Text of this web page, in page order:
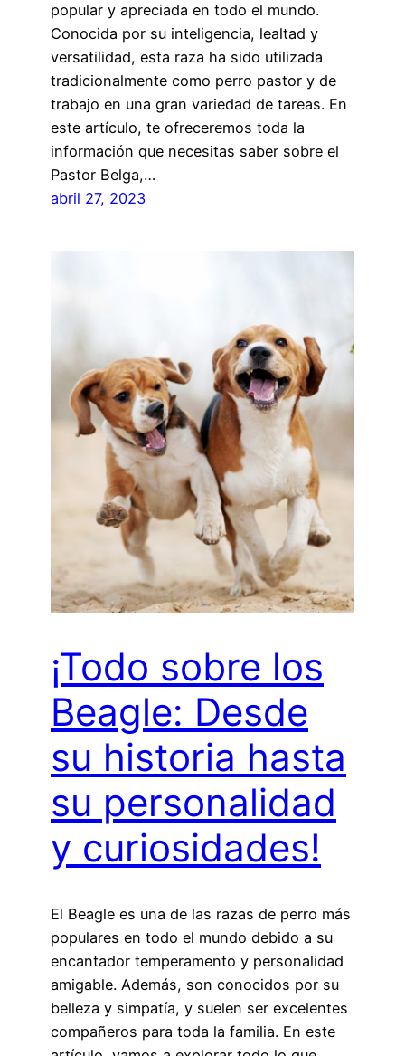
popular y apreciada en todo el mundo.
Conocida por su inteligencia, lealtad y
versatilidad, esta raza ha sido utilizada
tradicionalmente como perro pastor y de
trabajo en una gran variedad de tareas. En
este artículo, te ofreceremos toda la
información que necesitas saber sobre el
Pastor Belga,…
abril 27, 2023
¡Todo sobre los
Beagle: Desde
su historia hasta
su personalidad
y curiosidades!
El Beagle es una de las razas de perro más
populares en todo el mundo debido a su
encantador temperamento y personalidad
amigable. Además, son conocidos por su
belleza y simpatía, y suelen ser excelentes
compañeros para toda la familia. En este